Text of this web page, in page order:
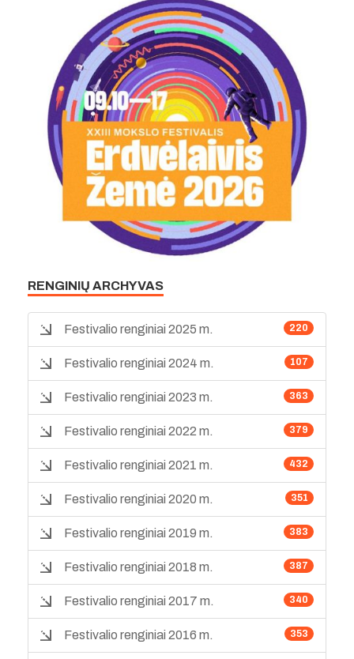
RENGINIŲ ARCHYVAS
220
Festivalio renginiai 2025 m.
107
Festivalio renginiai 2024 m.
363
Festivalio renginiai 2023 m.
379
Festivalio renginiai 2022 m.
432
Festivalio renginiai 2021 m.
351
Festivalio renginiai 2020 m.
383
Festivalio renginiai 2019 m.
387
Festivalio renginiai 2018 m.
340
Festivalio renginiai 2017 m.
353
Festivalio renginiai 2016 m.